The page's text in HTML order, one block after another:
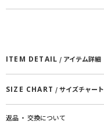
ITEM DETAIL / アイテム詳細
SIZE CHART / サイズチャート
返品 ・ 交換について